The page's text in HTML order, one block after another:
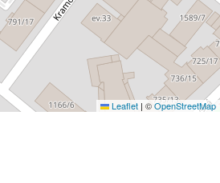
Leaflet | ©OpenStreetMap